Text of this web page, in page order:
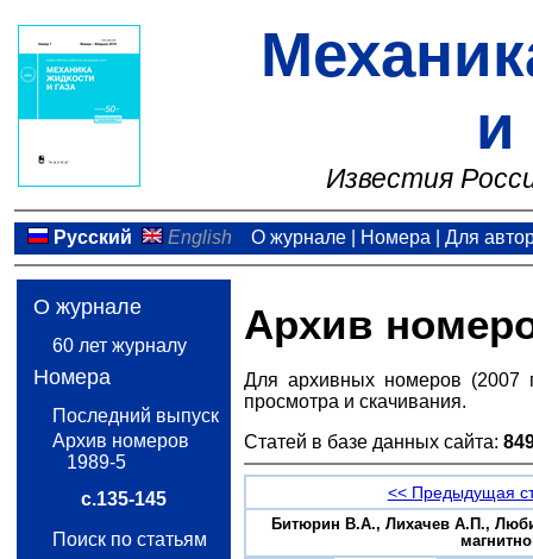
и
Известия
Русский English О журнале| Номера Для
О журнале
60 лет журналу
Номера
Последний выпуск
Архив номеров
1989-5
с.135-145
Поиск по статьям
Архив
Для архивных номеров (2007
просмотра и скачивания.
Статей в базе данных сайта:
<< Предыдущая
Битюрин В.А., Лихачев А.П.,